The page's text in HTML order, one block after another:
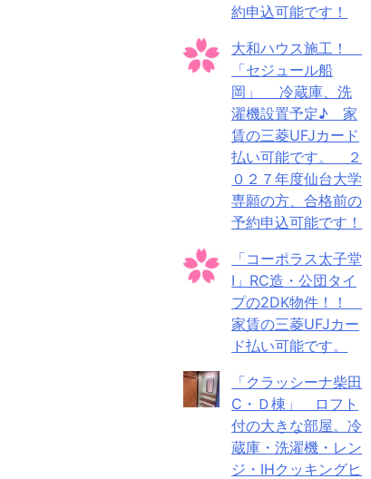
約申込可能です！
大和ハウス施工！
「セジュール船
岡」 冷蔵庫、洗
濯機設置予定♪ 家
賃の三菱UFJカード
払い可能です。 ２
０２７年度仙台大学
専願の方、合格前の
予約申込可能です！
「コーポラス太子堂
Ⅰ」RC造・公団タイ
プの2DK物件！！
家賃の三菱UFJカー
ド払い可能です。
「クラッシーナ柴田
C・Ｄ棟」 ロフト
付の大きな部屋。冷
蔵庫・洗濯機・レン
ジ・IHクッキングヒ